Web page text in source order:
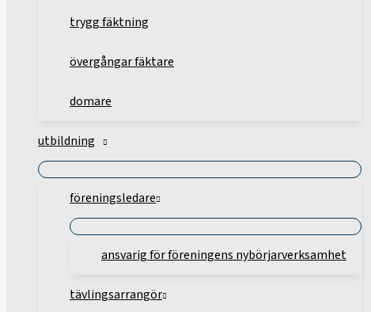
trygg fäktning
övergångar fäktare
domare
utbildning
föreningsledare
ansvarig för föreningens nybörjarverksamhet
tävlingsarrangör